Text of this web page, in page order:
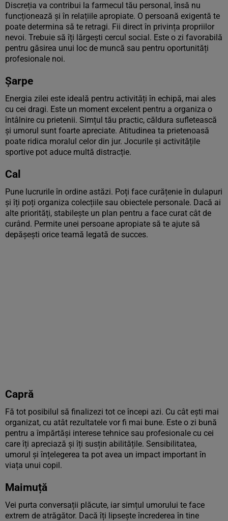
Discreția va contribui la farmecul tău personal, însă nu
funcționează și în relațiile apropiate. O persoană exigentă te
poate determina să te retragi. Fii direct în privința propriilor
nevoi. Trebuie să îți lărgești cercul social. Este o zi favorabilă
pentru găsirea unui loc de muncă sau pentru oportunități
profesionale noi.
Șarpe
Energia zilei este ideală pentru activități în echipă, mai ales
cu cei dragi. Este un moment excelent pentru a organiza o
întâlnire cu prietenii. Simțul tău practic, căldura sufletească
și umorul sunt foarte apreciate. Atitudinea ta prietenoasă
poate ridica moralul celor din jur. Jocurile și activitățile
sportive pot aduce multă distracție.
Cal
Pune lucrurile în ordine astăzi. Poți face curățenie în dulapuri
și îți poți organiza colecțiile sau obiectele personale. Dacă ai
alte priorități, stabilește un plan pentru a face curat cât de
curând. Permite unei persoane apropiate să te ajute să
depășești orice teamă legată de succes.
Capră
Fă tot posibilul să finalizezi tot ce începi azi. Cu cât ești mai
organizat, cu atât rezultatele vor fi mai bune. Este o zi bună
pentru a împărtăși interese tehnice sau profesionale cu cei
care îți apreciază și îți susțin abilitățile. Sensibilitatea,
umorul și înțelegerea ta pot avea un impact important în
viața unui copil.
Maimuță
Vei purta conversații plăcute, iar simțul umorului te face
extrem de atrăgător. Dacă îți lipsește încrederea în tine